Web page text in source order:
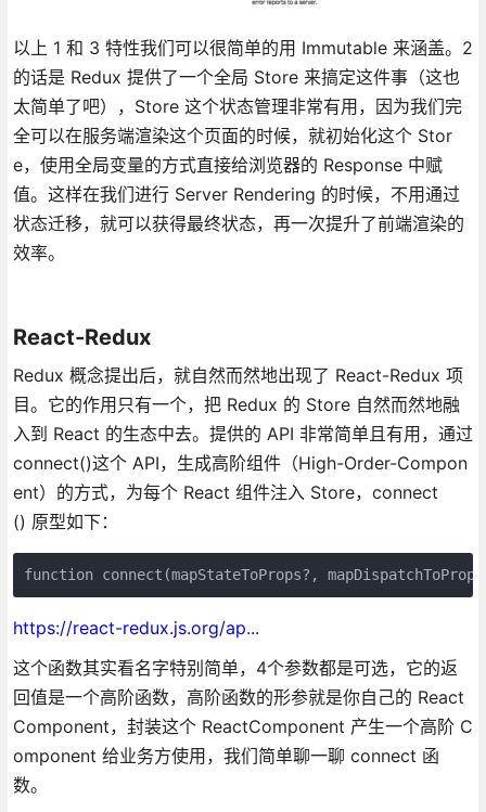
以上 1 和 3 特性我们可以很简单的用 Immutable 来涵盖。2
的话是 Redux 提供了一个全局 Store 来搞定这件事（这也
太简单了吧），Store 这个状态管理非常有用，因为我们完
全可以在服务端渲染这个页面的时候，就初始化这个 Stor
e，使用全局变量的方式直接给浏览器的 Response 中赋
值。这样在我们进行 Server Rendering 的时候，不用通过
状态迁移，就可以获得最终状态，再一次提升了前端渲染的
效率。
React-Redux
Redux 概念提出后，就自然而然地出现了 React-Redux 项
目。它的作用只有一个，把 Redux 的 Store 自然而然地融
入到 React 的生态中去。提供的 API 非常简单且有用，通过
connect()这个 API，生成高阶组件（High-Order-Compon
ent）的方式，为每个 React 组件注入 Store，connect
() 原型如下：
function connect(mapStateToProps?,
https://react-redux.js.org/ap...
这个函数其实看名字特别简单，4个参数都是可选，它的返
回值是一个高阶函数，高阶函数的形参就是你自己的 React
Component，封装这个 ReactComponent 产生一个高阶 C
omponent 给业务方使用，我们简单聊一聊 connect 函
数。